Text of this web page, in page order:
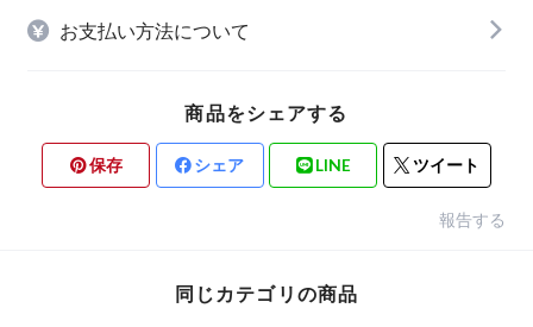
お支払い方法について
商品をシェアする
保存 シェア LINE ツイート
報告する
同じカテゴリの商品